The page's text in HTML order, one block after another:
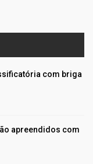
com briga
apreendidos com